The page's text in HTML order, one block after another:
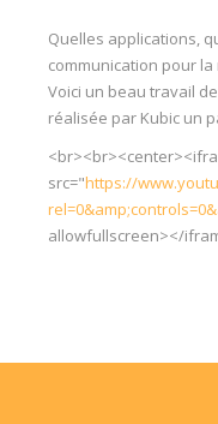
Quelles applications,
communication pour
Voici un beau travail
réalisée par Kubic un
src="https://
allowfullscreen></